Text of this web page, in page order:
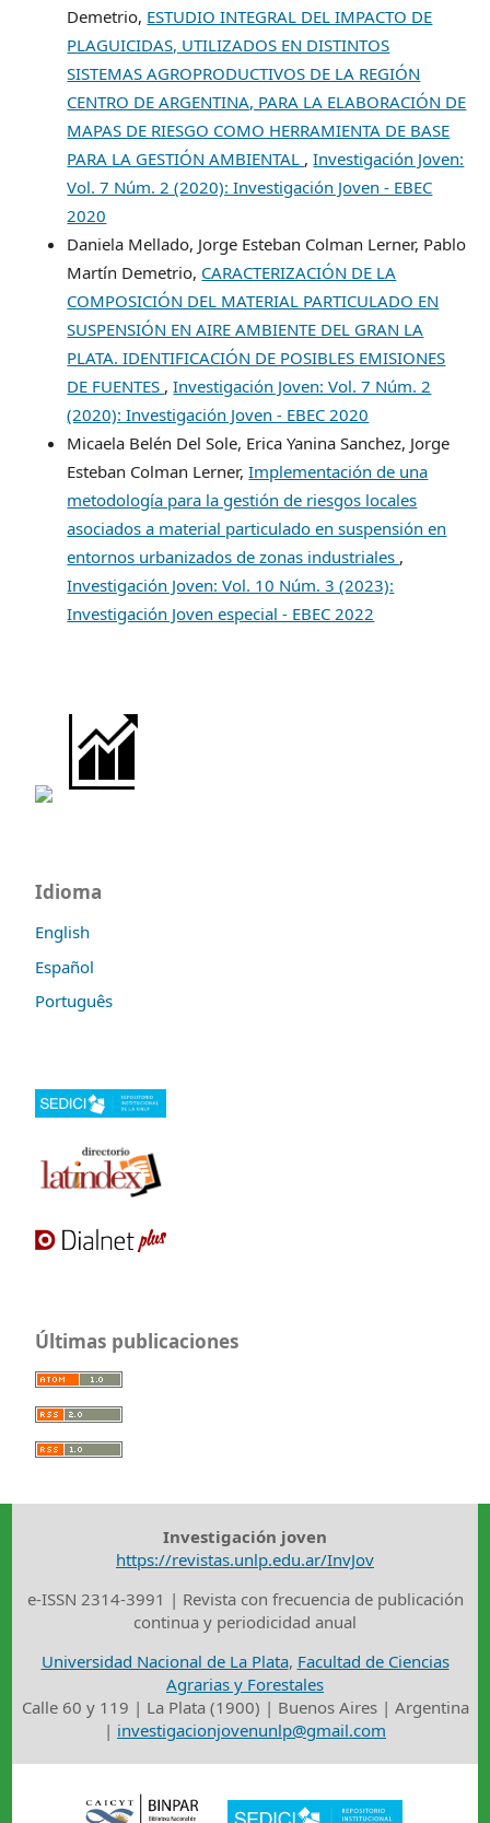
Demetrio, ESTUDIO INTEGRAL DEL IMPACTO DE
PLAGUICIDAS, UTILIZADOS EN DISTINTOS
SISTEMAS AGROPRODUCTIVOS DE LA REGIÓN
CENTRO DE ARGENTINA, PARA LA ELABORACIÓN DE
MAPAS DE RIESGO COMO HERRAMIENTA DE BASE
PARA LA GESTIÓN AMBIENTAL ,Investigación Joven:
Vol. 7 Núm. 2 (2020): Investigación Joven - EBEC
2020
Daniela Mellado, Jorge Esteban Colman Lerner, Pablo
Martín Demetrio, CARACTERIZACIÓN DE LA
COMPOSICIÓN DEL MATERIAL PARTICULADO EN
SUSPENSIÓN EN AIRE AMBIENTE DEL GRAN LA
PLATA. IDENTIFICACIÓN DE POSIBLES EMISIONES
DE FUENTES ,Investigación Joven: Vol. 7 Núm. 2
(2020): Investigación Joven - EBEC 2020
Micaela Belén Del Sole, Erica Yanina Sanchez, Jorge
Esteban Colman Lerner,Implementación de una
metodología para la gestión de riesgos locales
asociados a material particulado en suspensión en
entornos urbanizados de zonas industriales ,
Investigación Joven: Vol. 10 Núm. 3 (2023):
Investigación Joven especial - EBEC 2022
Idioma
English
Español
Português
Últimas publicaciones
Investigación joven
https://revistas.unlp.edu.ar/InvJov
e-ISSN 2314-3991 | Revista con frecuencia de publicación
continua y periodicidad anual
Universidad Nacional de La Plata, Facultad de Ciencias
Agrarias y Forestales
Calle 60 y 119 | La Plata (1900) | Buenos Aires | Argentina
| investigacionjovenunlp@gmail.com